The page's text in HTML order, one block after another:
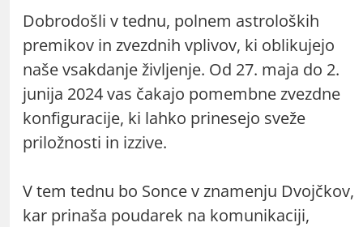
Dobrodošli v tednu, polnem astroloških
premikov in zvezdnih vplivov, ki oblikujejo
naše vsakdanje življenje. Od 27. maja do 2.
junija 2024 vas čakajo pomembne zvezdne
konfiguracije, ki lahko prinesejo sveže
priložnosti in izzive.
V tem tednu bo Sonce v znamenju Dvojčkov,
kar prinaša poudarek na komunikaciji,